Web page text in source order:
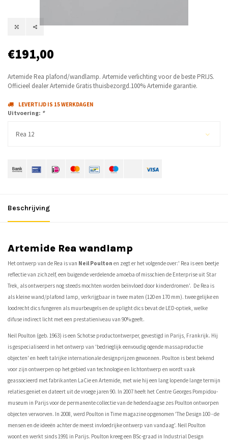
€191,00
Artemide Rea plafond/wandlamp. Artemide verlichting voor de beste PRIJS.
Officieel dealer Artemide Gratis thuisbezorgd.100% Artemide garantie.
LEVERTIJD IS 15 WERKDAGEN
Uitvoering: *
Rea 12
Beschrijving
Artemide Rea wandlamp
Het ontwerp van de Rea is van Neil Poulton en zegt er het volgende over:' Rea is een beetje
reflectie van zichzelf, een buigende verdelende amoeba of misschien de Enterprise uit Star
Trek, als ontwerpers nog steeds mochten worden beïnvloed door kinderdromen'. De Rea is
als kleine wand/plafond lamp, verkrijgbaar in twee maten (120 en 170 mm). twee gelijke en
loodrecht dics fungeren als muurbeugels en de uplight dics bevat de LED-optiek, welke
difuse indirect licht met een prestatieniveau van 90% geeft.
Neil Poulton (geb. 1963) is een Schotse productontwerper, gevestigd in Parijs, Frankrijk. Hij
is gespecialiseerd in het ontwerp van 'bedrieglijk eenvoudig ogende massaproductie
objecten' en heeft talrijke internationale designprijzen gewonnen. Poulton is best bekend
voor zijn ontwerpen op het gebied van technologie en lichtontwerp en wordt vaak
geassocieerd met fabrikanten LaCie en Artemide, met wie hij een lang lopende lange termijn
relaties geniet en dateert uit de vroege jaren 90. In 2007 heeft het Centre Georges Pompidou-
museum in Parijs voor de permanente collectie van de hedendaagse zes Poulton ontworpen
objecten verworven. In 2008, werd Poulton in Time magazine opgenomen 'The Design 100 - de
mensen en de ideeën achter de meest invloedrijke ontwerp van vandaag'. Neil Poulton
woont en werkt sinds 1991 in Parijs. Poulton kreeg een BSc-graad in Industrial Design